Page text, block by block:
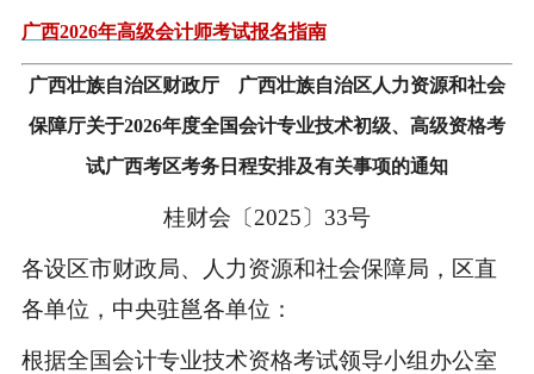
广西2026年高级会计师考试报名指南
广西壮族自治区财政厅 广西壮族自治区人力资源和社会
保障厅关于2026年度全国会计专业技术初级、高级资格考
试广西考区考务日程安排及有关事项的通知
桂财会〔2025〕33号
各设区市财政局、人力资源和社会保障局，区直
各单位，中央驻邕各单位：
根据全国会计专业技术资格考试领导小组办公室